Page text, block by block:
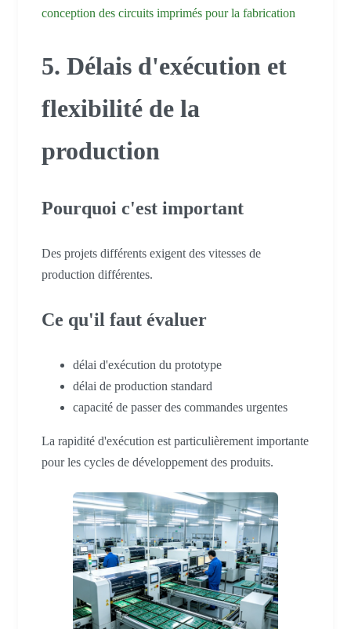
conception des circuits imprimés pour la fabrication
5. Délais d'exécution et
flexibilité de la
production
Pourquoi c'est important
Des projets différents exigent des vitesses de
production différentes.
Ce qu'il faut évaluer
délai d'exécution du prototype
délai de production standard
capacité de passer des commandes urgentes
La rapidité d'exécution est particulièrement importante
pour les cycles de développement des produits.